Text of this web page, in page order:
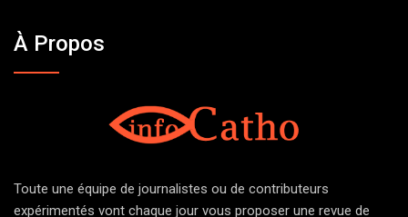
À Propos
Toute une équipe de journalistes ou de contributeurs
expérimentés vont chaque jour vous proposer une revue de